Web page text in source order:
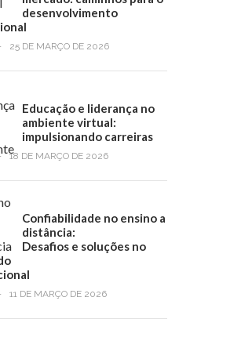
desenvolvimento
25 DE MARÇO DE 2026
Educação e liderança no
ambiente virtual:
impulsionando carreiras
18 DE MARÇO DE 2026
Confiabilidade no ensino a
distância:
Desafios e soluções no
11 DE MARÇO DE 2026